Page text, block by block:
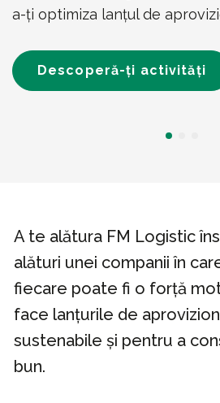
a-ți optimiza lanțul de
Descoperă-ți activități
A te alătura FM Logistic
alături unei companii în
fiecare poate fi o forță
face lanțurile de
sustenabile și pentru a
bun.